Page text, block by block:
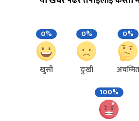
0%
खुसी
0%
दुःखी
0%
अचम्मित
100%